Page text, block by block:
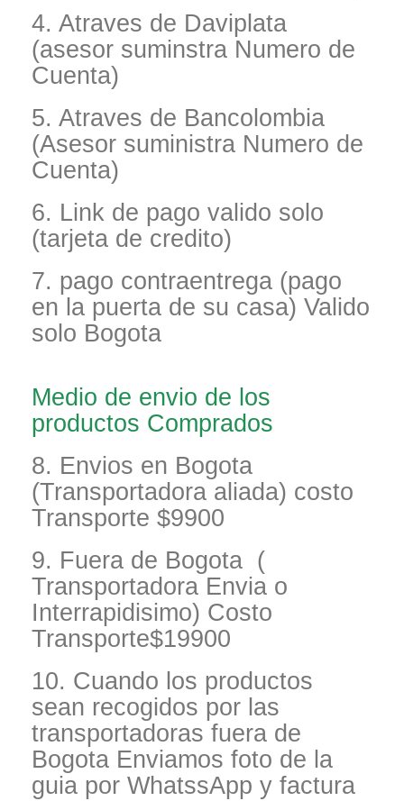
4. Atraves de Daviplata
(asesor suminstra Numero de
Cuenta)
5. Atraves de Bancolombia
(Asesor suministra Numero de
Cuenta)
6. Link de pago valido solo
(tarjeta de credito)
7. pago contraentrega (pago
en la puerta de su casa) Valido
solo Bogota
Medio de envio de los
productos Comprados
8. Envios en Bogota
(Transportadora aliada) costo
Transporte $9900
9. Fuera de Bogota (
Transportadora Envia o
Interrapidisimo) Costo
Transporte$19900
10. Cuando los productos
sean recogidos por las
transportadoras fuera de
Bogota Enviamos foto de la
guia por WhatssApp y factura